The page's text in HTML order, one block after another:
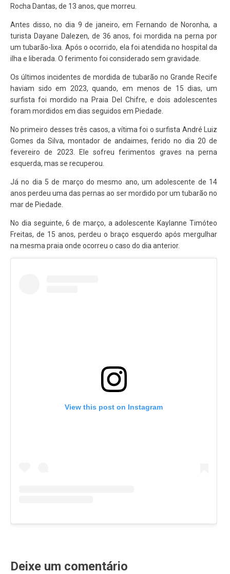
Rocha Dantas, de 13 anos, que morreu.
Antes disso, no dia 9 de janeiro, em Fernando de Noronha, a
turista Dayane Dalezen, de 36 anos, foi mordida na perna por
um tubarão-lixa. Após o ocorrido, ela foi atendida no hospital da
ilha e liberada. O ferimento foi considerado sem gravidade.
Os últimos incidentes de mordida de tubarão no Grande Recife
haviam sido em 2023, quando, em menos de 15 dias, um
surfista foi mordido na Praia Del Chifre, e dois adolescentes
foram mordidos em dias seguidos em Piedade.
No primeiro desses três casos, a vítima foi o surfista André Luiz
Gomes da Silva, montador de andaimes, ferido no dia 20 de
fevereiro de 2023. Ele sofreu ferimentos graves na perna
esquerda, mas se recuperou.
Já no dia 5 de março do mesmo ano, um adolescente de 14
anos perdeu uma das pernas ao ser mordido por um tubarão no
mar de Piedade.
No dia seguinte, 6 de março, a adolescente Kaylanne Timóteo
Freitas, de 15 anos, perdeu o braço esquerdo após mergulhar
na mesma praia onde ocorreu o caso do dia anterior.
View this post on Instagram
Deixe um comentário